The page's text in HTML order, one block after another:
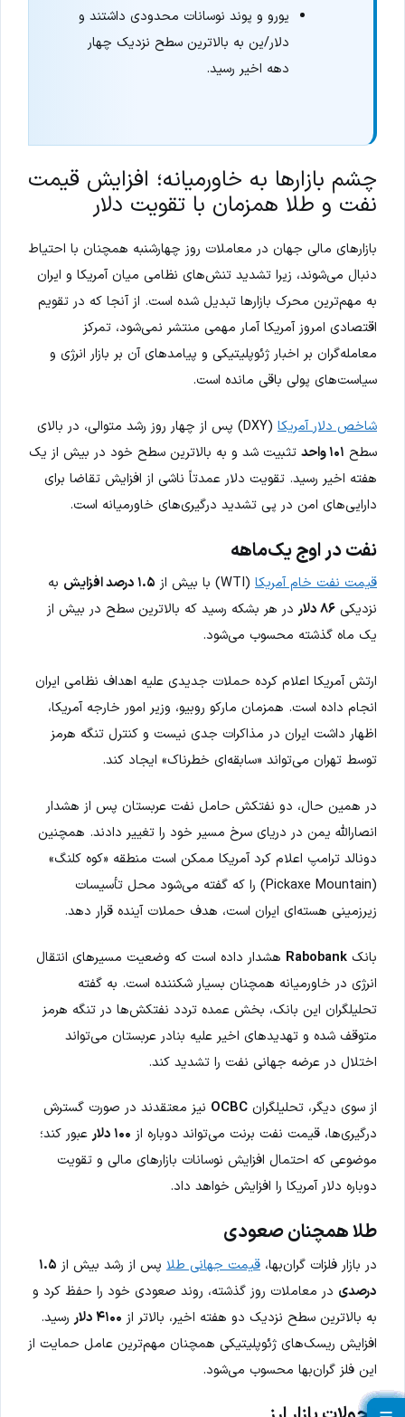
یورو و پوند نوسانات محدودی داشتند و
دلار/ین به بالاترین سطح نزدیک چهار
دهه اخیر رسید.
چشم بازارها به خاورمیانه؛ افزایش قیمت
نفت و طلا همزمان با تقویت دلار
بازارهای مالی جهان در معاملات روز چهارشنبه همچنان با احتیاط
دنبال می‌شوند، زیرا تشدید تنش‌های نظامی میان آمریکا و ایران
به مهم‌ترین محرک بازارها تبدیل شده است. از آنجا که در تقویم
اقتصادی امروز آمریکا آمار مهمی منتشر نمی‌شود، تمرکز
معامله‌گران بر اخبار ژئوپلیتیکی و پیامدهای آن بر بازار انرژی و
سیاست‌های پولی باقی مانده است.
شاخص دلار آمریکا
(DXY) پس از چهار روز رشد متوالی، در بالای
سطح ۱۰۱ واحد
تثبیت شد و به بالاترین سطح خود در بیش از یک
هفته اخیر رسید. تقویت دلار عمدتاً ناشی از افزایش تقاضا برای
دارایی‌های امن در پی تشدید درگیری‌های خاورمیانه است.
نفت در اوج یک‌ماهه
قیمت نفت خام آمریکا (WTI) با بیش از ۱.۵ درصد افزایش
به
نزدیکی ۸۶ دلار
در هر بشکه رسید که بالاترین سطح در بیش از
یک ماه گذشته محسوب می‌شود.
ارتش آمریکا اعلام کرده حملات جدیدی علیه اهداف نظامی ایران
انجام داده است. همزمان مارکو روبیو، وزیر امور خارجه آمریکا،
اظهار داشت ایران در مذاکرات جدی نیست و کنترل تنگه هرمز
توسط تهران می‌تواند «سابقه‌ای خطرناک» ایجاد کند.
در همین حال، دو نفتکش حامل نفت عربستان پس از هشدار
انصارالله یمن در دریای سرخ مسیر خود را تغییر دادند. همچنین
دونالد ترامپ اعلام کرد آمریکا ممکن است منطقه «کوه کلنگ»
(Pickaxe Mountain) را که گفته می‌شود محل تأسیسات
زیرزمینی هسته‌ای ایران است، هدف حملات آینده قرار دهد.
بانک Rabobank هشدار داده است که وضعیت مسیرهای انتقال
انرژی در خاورمیانه همچنان بسیار شکننده است. به گفته
تحلیلگران این بانک، بخش عمده تردد نفتکش‌ها در تنگه هرمز
متوقف شده و تهدیدهای اخیر علیه بنادر عربستان می‌تواند
اختلال در عرضه جهانی نفت را تشدید کند.
از سوی دیگر، تحلیلگران OCBC نیز معتقدند در صورت گسترش
درگیری‌ها، قیمت نفت برنت می‌تواند دوباره از ۱۰۰ دلار
عبور کند؛
موضوعی که احتمال افزایش نوسانات بازارهای مالی و تقویت
دوباره دلار آمریکا را افزایش خواهد داد.
طلا همچنان صعودی
در بازار فلزات گران‌بها، قیمت جهانی طلا پس از رشد بیش از ۱.۵
درصدی در معاملات روز گذشته، روند صعودی خود را حفظ کرد و
به بالاترین سطح نزدیک دو هفته اخیر، بالاتر از ۴۱۰۰ دلار
رسید.
افزایش ریسک‌های ژئوپلیتیکی همچنان مهم‌ترین عامل حمایت از
این فلز گران‌بها محسوب می‌شود.